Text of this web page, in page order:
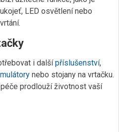
LED osvětlení nebo
i dalšípříslušenství,
nebo stojany na vrtačku.
prodlouží životnost vaší